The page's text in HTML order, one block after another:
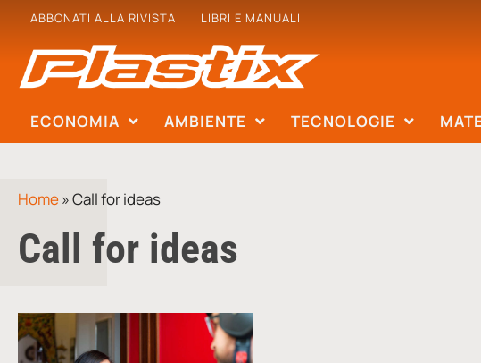
ABBONATI ALLA RIVISTA LIBRI E MANUALI
ECONOMIA AMBIENTE TECNOLOGIE
Home»Call for ideas
Call for ideas